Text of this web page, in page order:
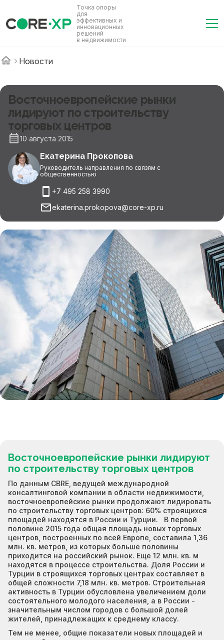
Точка опоры
для
эффективных и
инновационных
решений
в недвижимости
Новости
Восточноевропейские рынки
лидируют по строительству
торговых центров
10 августа 2015
Екатерина Прокопова
Руководитель направления по связям с
общественностью
+7 495 258 3990
ekaterina.prokopova@core-xp.ru
Восточноевропейские рынки лидируют
по строительству торговых центров
По данным CBRE, ведущей международной
консалтинговой компании в области недвижимости,
восточноевропейские рынки продолжают лидировать
по строительству торговых центров: 60% строящихся
площадей находятся в России и Турции. В первой
половине 2015 года общая площадь новых торговых
центров, построенных по всей Европе, составила 1,36
млн. кв. метров, из которых больше половины
приходится на российский рынок. Еще 12 млн. кв. м
находятся в процессе строительства. Доля России и
Турции в строящихся торговых центрах составляет в
общей сложности 7,18 млн. кв. метров. Строительная
активность в Турции обусловлена увеличением доли
состоятельного молодого населения, а в России -
значительным числом городов с большой долей
жителей, принадлежащих к среднему классу.
Тем не менее, общие показатели новых площадей и